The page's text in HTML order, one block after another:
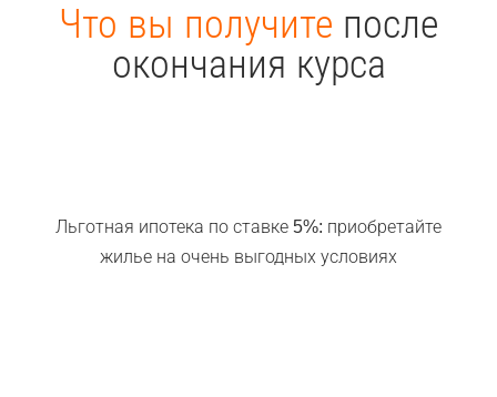
Что вы получите после
окончания курса
Льготная ипотека по ставке 5%: приобретайте
жилье на очень выгодных условиях